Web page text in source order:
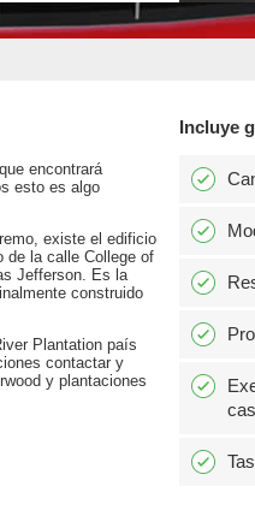
encontrará
esto es algo
existe el edificio
de la calle College of
Jefferson. Es la
construido
Plantation país
contactar y
y plantaciones
Incluye